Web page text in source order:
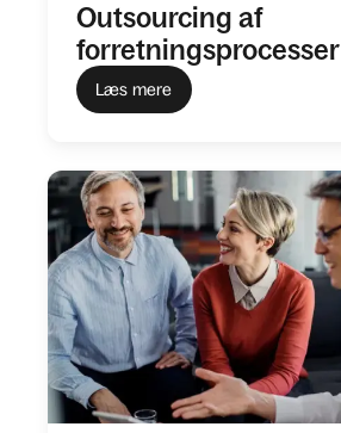
Outsourcing af
forretningsprocesser
Læs mere